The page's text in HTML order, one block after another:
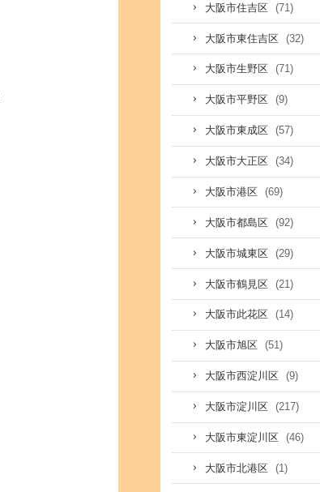
大阪市住吉区 (71)
大阪市東住吉区 (32)
大阪市生野区 (71)
大阪市平野区 (9)
大阪市東成区 (57)
大阪市大正区 (34)
大阪市港区 (69)
大阪市都島区 (92)
大阪市城東区 (29)
大阪市鶴見区 (21)
大阪市此花区 (14)
大阪市旭区 (51)
大阪市西淀川区 (9)
大阪市淀川区 (217)
大阪市東淀川区 (46)
大阪市北港区 (1)